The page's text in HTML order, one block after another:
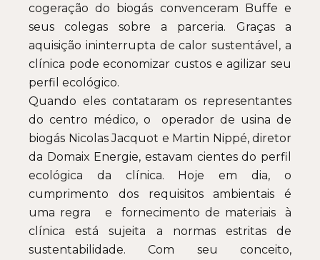
cogeração do biogás convenceram Buffe e
seus colegas sobre a parceria. Graças a
aquisição ininterrupta de calor sustentável, a
clínica pode economizar custos e agilizar seu
perfil ecológico.
Quando eles contataram os representantes
do centro médico, o operador de usina de
biogás Nicolas Jacquot e Martin Nippé, diretor
da Domaix Energie, estavam cientes do perfil
ecológica da clínica. Hoje em dia, o
cumprimento dos requisitos ambientais é
uma regra e fornecimento de materiais à
clínica está sujeita a normas estritas de
sustentabilidade. Com seu conceito,